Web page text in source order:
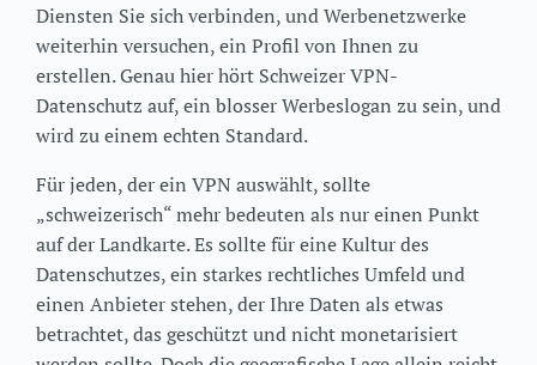
Diensten Sie sich verbinden, und Werbenetzwerke
weiterhin versuchen, ein Profil von Ihnen zu
erstellen. Genau hier hört Schweizer VPN-
Datenschutz auf, ein blosser Werbeslogan zu sein, und
wird zu einem echten Standard.
Für jeden, der ein VPN auswählt, sollte
„schweizerisch“ mehr bedeuten als nur einen Punkt
auf der Landkarte. Es sollte für eine Kultur des
Datenschutzes, ein starkes rechtliches Umfeld und
einen Anbieter stehen, der Ihre Daten als etwas
betrachtet, das geschützt und nicht monetarisiert